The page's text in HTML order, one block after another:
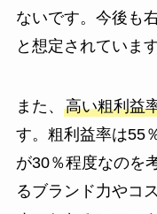
ないです。今後も
と想定されています
また、 高い粗利益
す。粗利益率は55
が30％程度なのを
るブランド力やコ